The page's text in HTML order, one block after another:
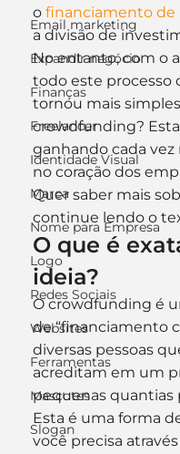
Email marketing
Expandir negócio
Finanças
Freelancer
Identidade Visual
Marca
Nome para Empresa
Logo
Redes Sociais
Websites
Ferramentas
Mascotes
Slogan
o financiamento de
a divisão de
No entanto, com o
todo este processo
tornou mais
crowdfunding?
ganhando cada
no coração dos
Quer saber mais
continue lendo o
O que é
ideia?
O crowdfunding é
de “financiamento
diversas pessoas
acreditam em um
pequenas quantias
Esta é uma forma
você precisa